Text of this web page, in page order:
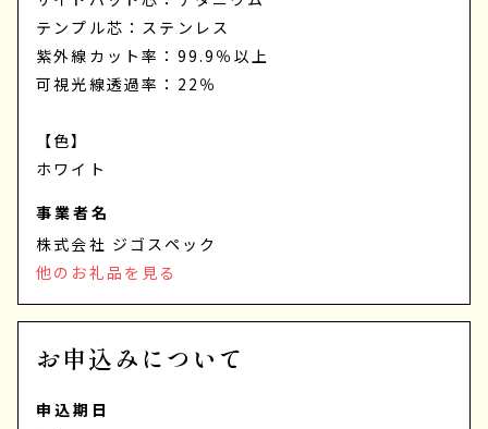
テンプル芯：ステンレス
紫外線カット率：99.9％以上
可視光線透過率：22％
【色】
ホワイト
事業者名
株式会社 ジゴスペック
他のお礼品を見る
お申込みについて
申込期日